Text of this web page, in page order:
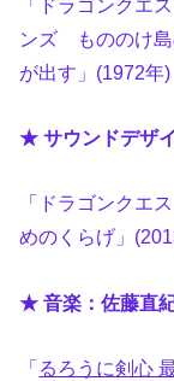
「ドラゴンクエ
ンズ もののけ島
が出す」(1972年)
★ サウンドデザ
「ドラゴンクエ
めのくらげ」
★ 音楽：佐藤直
「るろうに剣心